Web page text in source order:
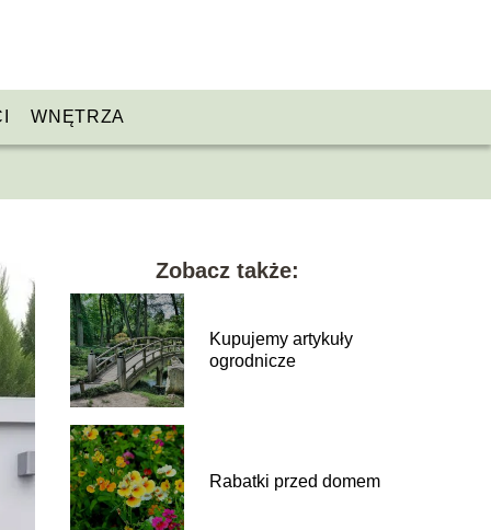
WNĘTRZA
Zobacz także:
Kupujemy artykuły
ogrodnicze
Rabatki przed domem